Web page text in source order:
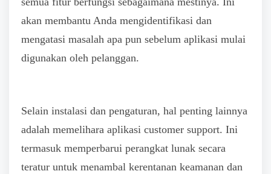
akan membantu Anda mengidentifikasi dan
mengatasi masalah apa pun sebelum aplikasi mulai
digunakan oleh pelanggan.
Selain instalasi dan pengaturan, hal penting lainnya
adalah memelihara aplikasi customer support. Ini
termasuk memperbarui perangkat lunak secara
teratur untuk menambal kerentanan keamanan dan